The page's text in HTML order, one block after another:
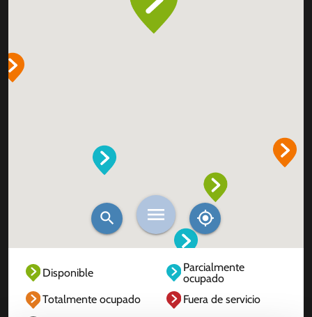
Disponible
Parcialmente
ocupado
Totalmente ocupado
Fuera de servicio